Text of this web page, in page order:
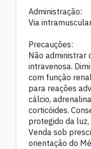
Administração:
Via
Precauções:
Não administrar
intravenosa.
com função
para reações
cálcio,
corticóides.
protegido da
Venda sob
orientação do